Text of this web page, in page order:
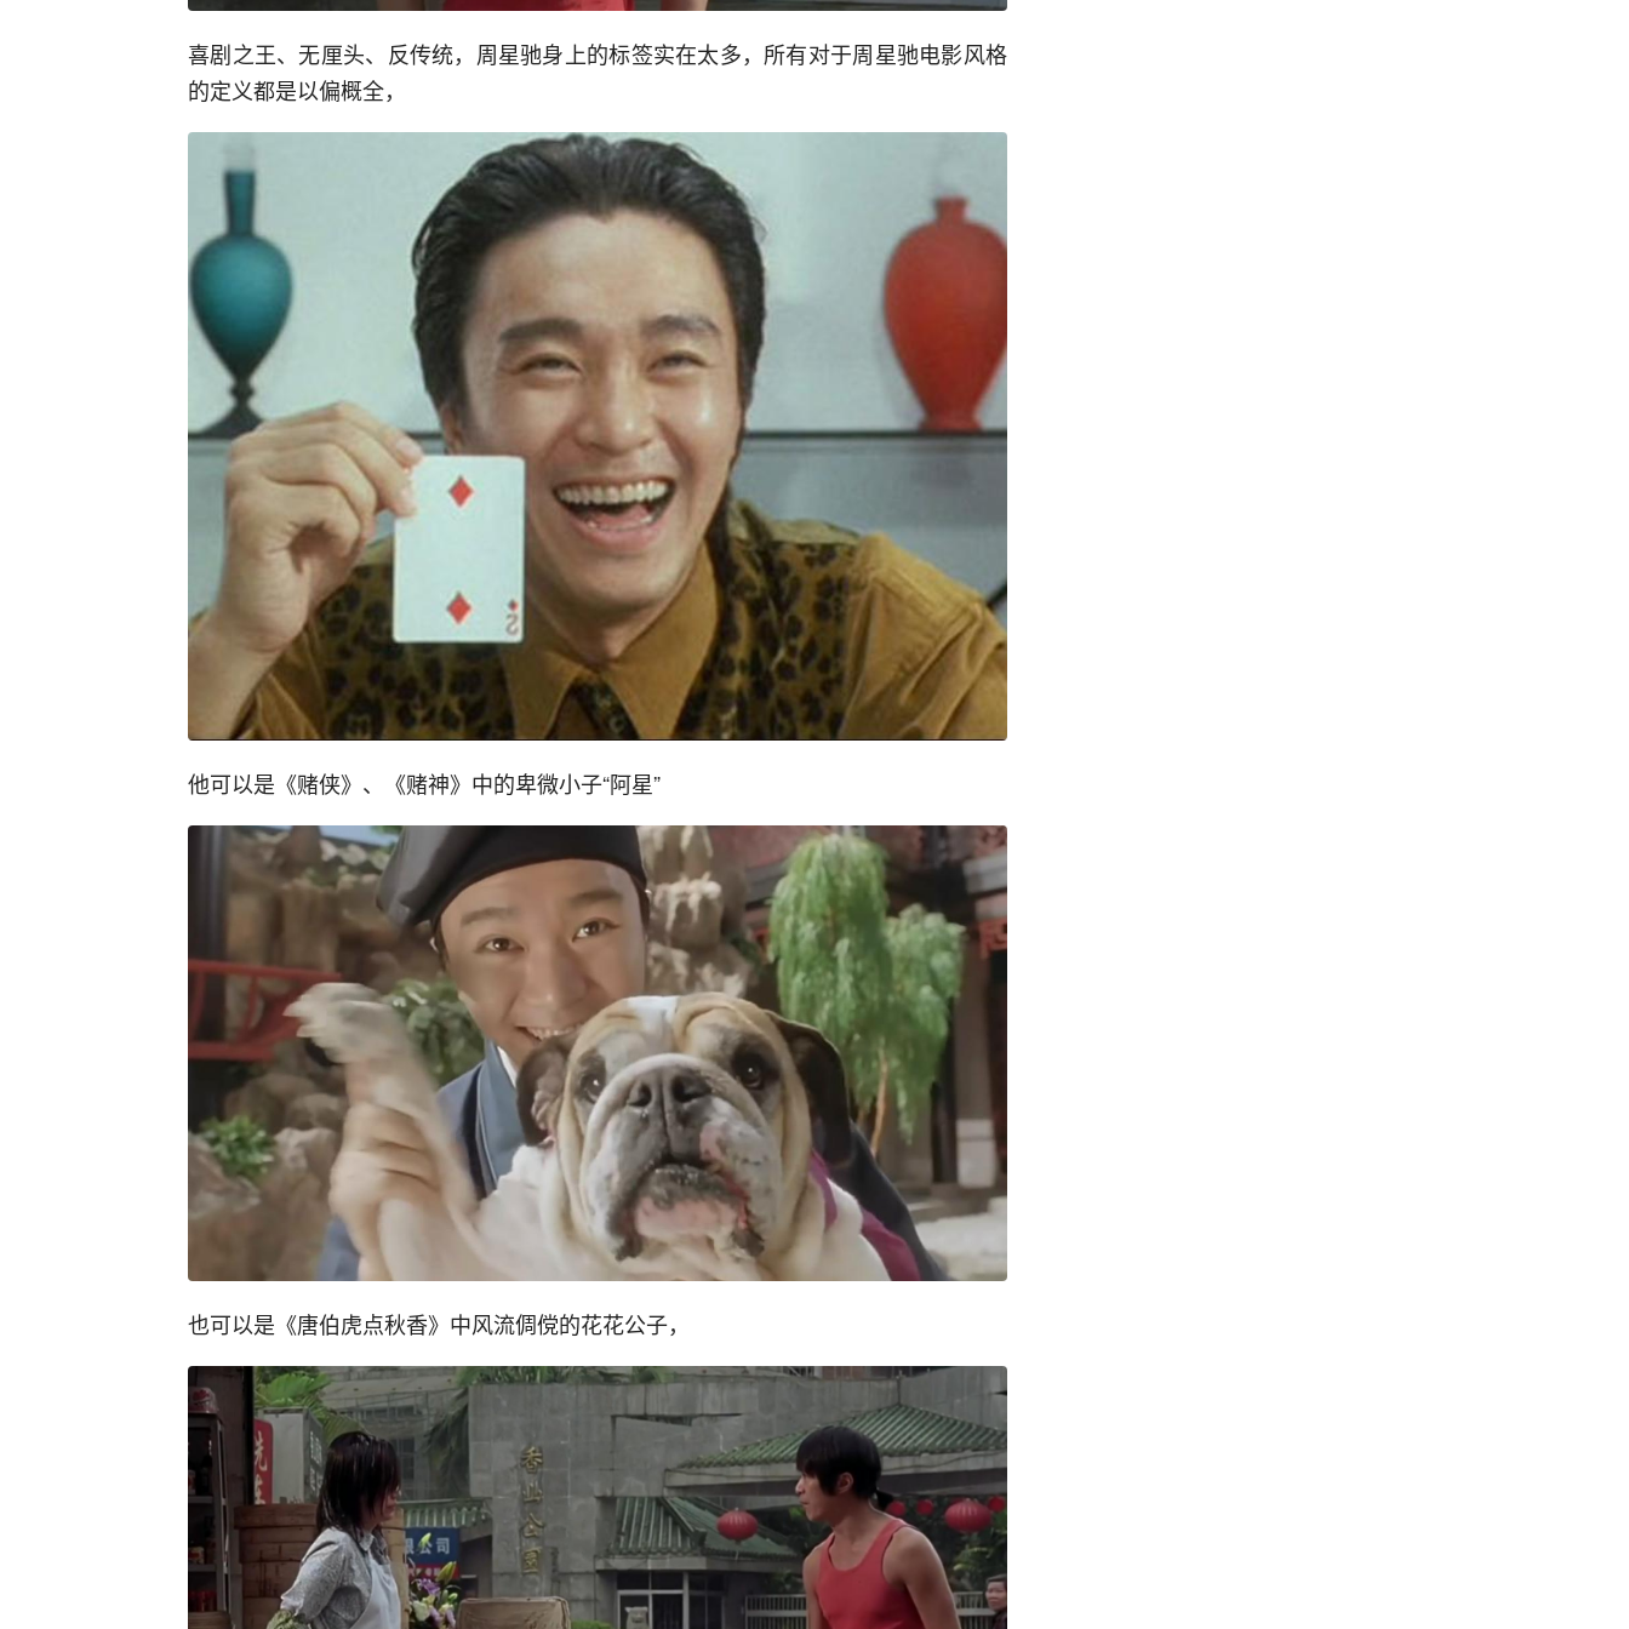
喜剧之王、无厘头、反传统，周星驰身上的标签实在太多，所有对于周星驰电影风格
的定义都是以偏概全，
他可以是《赌侠》、《赌神》中的卑微小子“阿星”
也可以是《唐伯虎点秋香》中风流倜傥的花花公子，